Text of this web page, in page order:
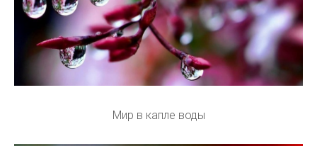
Мир в капле воды